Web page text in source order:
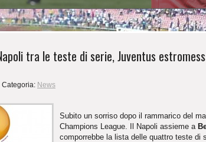
tra le teste di serie, Juventus
Categoria: News
Subito un sorriso dopo il rammarico del
Champions League. Il Napoli assieme a
comporrebbe la lista delle quattro teste di